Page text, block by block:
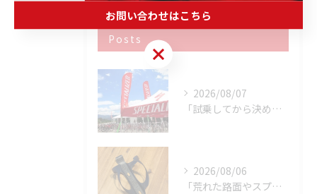
最近の投稿
Recent
Posts
2026/08/07
「試乗してから決める。」 それがPOWER-KIDSの一番大切にしていることです。
2026/08/06
「荒れた路面やスプリントでボトルが飛んでヒヤッとしたこと、あ...
お問い合わせはこちら
お問い合わせはこちら